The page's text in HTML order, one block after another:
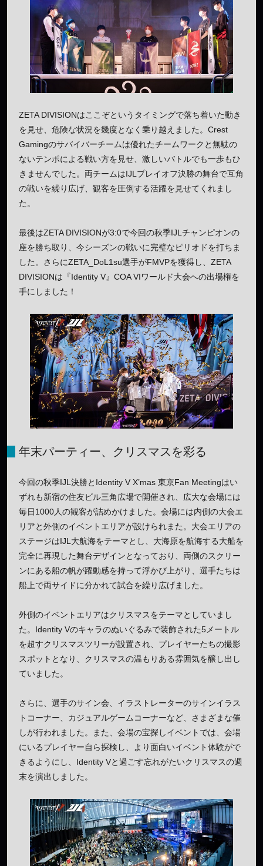
ZETA DIVISIONはここぞというタイミングで落ち着いた動き
を見せ、危険な状況を幾度となく乗り越えました。Crest
Gamingのサバイバーチームは優れたチームワークと無駄の
ないテンポによる戦い方を見せ、激しいバトルでも一歩もひ
きませんでした。両チームはIJLプレイオフ決勝の舞台で互角
の戦いを繰り広げ、観客を圧倒する活躍を見せてくれまし
た。
最後はZETA DIVISIONが3:0で今回の秋季IJLチャンピオンの
座を勝ち取り、今シーズンの戦いに完璧なピリオドを打ちま
した。さらにZETA_DoL1su選手がFMVPを獲得し、ZETA
DIVISIONは『Identity V』COA VIワールド大会への出場権を
手にしました！
年末パーティー、クリスマスを彩る
今回の秋季IJL決勝とIdentity V X’mas 東京Fan Meetingはい
ずれも新宿の住友ビル三角広場で開催され、広大な会場には
毎日1000人の観客が詰めかけました。会場には内側の大会エ
リアと外側のイベントエリアが設けられまた。大会エリアの
ステージはIJL大航海をテーマとし、大海原を航海する大船を
完全に再現した舞台デザインとなっており、両側のスクリー
ンにある船の帆が躍動感を持って浮かび上がり、選手たちは
船上で両サイドに分かれて試合を繰り広げました。
外側のイベントエリアはクリスマスをテーマとしていまし
た。Identity Vのキャラのぬいぐるみで装飾された5メートル
を超すクリスマスツリーが設置され、プレイヤーたちの撮影
スポットとなり、クリスマスの温もりある雰囲気を醸し出し
ていました。
さらに、選手のサイン会、イラストレーターのサインイラス
トコーナー、カジュアルゲームコーナーなど、さまざまな催
しが行われました。また、会場の宝探しイベントでは、会場
にいるプレイヤー自ら探検し、より面白いイベント体験がで
きるようにし、Identity Vと過ごす忘れがたいクリスマスの週
末を演出しました。